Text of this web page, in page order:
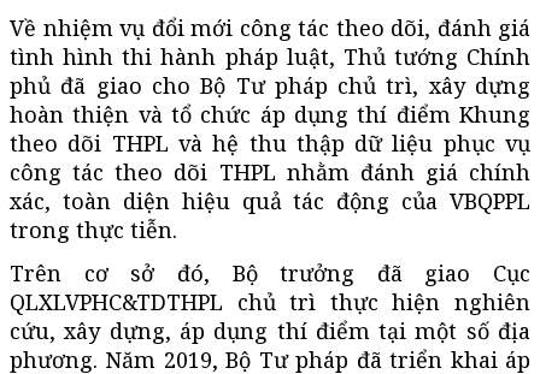
Về nhiệm vụ đổi mới công tác theo dõi, đánh giá
tình hình thi hành pháp luật, Thủ tướng Chính
phủ đã giao cho Bộ Tư pháp chủ trì, xây dựng
hoàn thiện và tổ chức áp dụng thí điểm Khung
theo dõi THPL và hệ thu thập dữ liệu phục vụ
công tác theo dõi THPL nhằm đánh giá chính
xác, toàn diện hiệu quả tác động của VBQPPL
trong thực tiễn.
Trên cơ sở đó, Bộ trưởng đã giao Cục
QLXLVPHC&TDTHPL chủ trì thực hiện nghiên
cứu, xây dựng, áp dụng thí điểm tại một số địa
phương. Năm 2019, Bộ Tư pháp đã triển khai áp